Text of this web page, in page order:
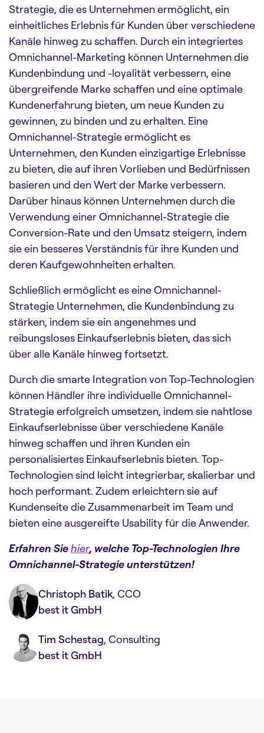
Strategie, die es Unternehmen ermöglicht, ein
einheitliches Erlebnis für Kunden über verschiedene
Kanäle hinweg zu schaffen. Durch ein integriertes
Omnichannel-Marketing können Unternehmen die
Kundenbindung und -loyalität verbessern, eine
übergreifende Marke schaffen und eine optimale
Kundenerfahrung bieten, um neue Kunden zu
gewinnen, zu binden und zu erhalten. Eine
Omnichannel-Strategie ermöglicht es
Unternehmen, den Kunden einzigartige Erlebnisse
zu bieten, die auf ihrenVorlieben und Bedürfnissen
basieren und den Wert der Marke verbessern.
Darüber hinaus können Unternehmen durch die
Verwendung einer Omnichannel-Strategie die
Conversion-Rate und den Umsatz steigern, indem
sie ein besseres Verständnis für ihre Kunden und
deren Kaufgewohnheiten erhalten.
Schließlich ermöglicht es eine Omnichannel-
Strategie Unternehmen, die Kundenbindung zu
stärken, indem sie ein angenehmes und
reibungsloses Einkaufserlebnis bieten, das sich
über alle Kanäle hinweg fortsetzt.
Durch die smarte Integration von Top-Technologien
können Händler ihre individuelle Omnichannel-
Strategie erfolgreich umsetzen, indem sie nahtlose
Einkaufserlebnisse über verschiedene Kanäle
hinweg schaffen und ihren Kunden ein
personalisiertes Einkaufserlebnis bieten. Top-
Technologien sind leicht integrierbar, skalierbar und
hoch performant. Zudem erleichtern sie auf
Kundenseite die Zusammenarbeit im Team und
bieten eine ausgereifte Usability für die Anwender.
Erfahren Siehier, welche Top-Technologien Ihre
Omnichannel-Strategie unterstützen!
Christoph Batik, CCO
best it GmbH
Tim Schestag, Consulting
best it GmbH